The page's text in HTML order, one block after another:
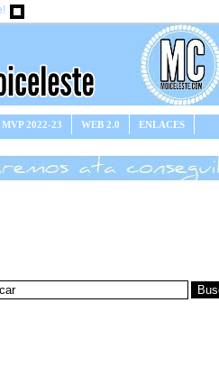
MVP 2022-23 WEB 2.0
ENLACES